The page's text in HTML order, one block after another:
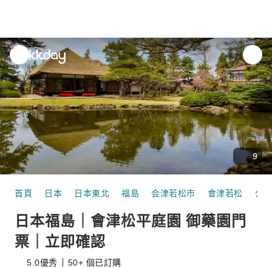
unread
notifications
9
首頁 日本 日本東北 福島 会津若松市 會津若松 公
日本福島｜會津松平庭園 御藥園門
票｜立即確認
5.0優秀 50+ 個已訂購